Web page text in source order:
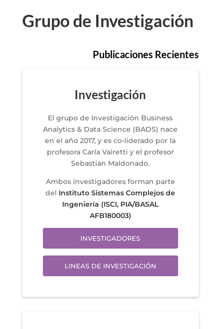
Grupo de Investigación
Publicaciones Recientes
Investigación
El grupo de Investigación Business
Analytics & Data Science (BADS) nace
en el año 2017, y es co-liderado por la
profesora Carla Vairetti y el profesor
Sebastián Maldonado.
Ambos investigadores forman parte
del Instituto Sistemas Complejos de
Ingeniería (ISCI, PIA/BASAL
AFB180003)
INVESTIGADORES
LINEAS DE INVESTIGACIÓN